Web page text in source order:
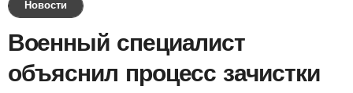
Новости
Военный специалист
объяснил процесс зачистки